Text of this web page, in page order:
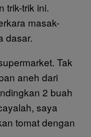
trik-trik ini.
masak-
dasar.
Tak
aneh dari
2 buah
saya
tomat dengan